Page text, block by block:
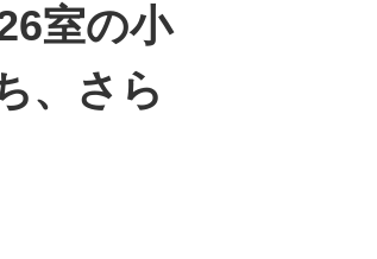
室の小
、さら